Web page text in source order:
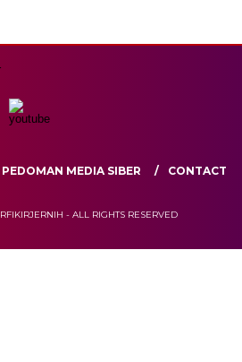
PEDOMAN MEDIA SIBER CONTACT
- ALL RIGHTS RESERVED